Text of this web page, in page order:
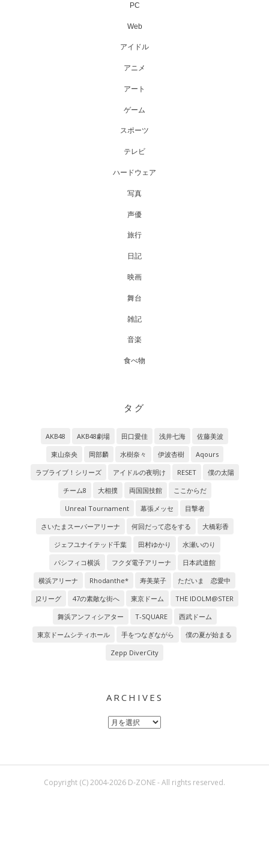
PC
Web
アイドル
アニメ
アート
ゲーム
スポーツ
テレビ
ハードウェア
写真
声優
旅行
日記
映画
舞台
雑記
音楽
食べ物
タグ
AKB48 AKB48劇場 田口愛佳 浅井七海
佐藤美波
東山奈央
岡部麟 水樹奈々 伊波杏樹
Aqours
ラブライブ！シリーズ
アイドルの夜明け RESET
僕の太陽
チーム8
大相撲 両国国技館
ここからだ
Unreal Tournament
幕張メッセ
目撃者
さいたまスーパーアリーナ
何回だって恋をする
大橋彩香
ジェフユナイテッド千葉
田村ゆかり
水瀬いのり
パシフィコ横浜
フクダ電子アリーナ
日本武道館
横浜アリーナ
Rhodanthe* 寿美菜子
ただいま 恋愛中
J2リーグ
47の素敵な街へ 東京ドーム
THE IDOLM@STER
舞浜アンフィシアター
T-SQUARE
西武ドーム
東京ドームシティホール
手をつなぎながら
僕の夏が始まる
Zepp DiverCity
ARCHIVES
Archives
Copyright (C) 2004-2026 D-ZONE - All rights reserved.